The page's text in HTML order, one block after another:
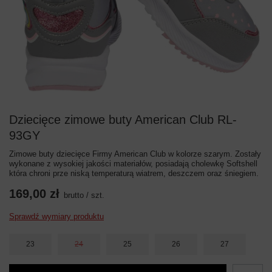
Dziecięce zimowe buty American Club RL-
93GY
Zimowe buty dziecięce Firmy American Club w kolorze szarym. Zostały
wykonane z wysokiej jakości materiałów, posiadają cholewkę Softshell
która chroni prze niską temperaturą wiatrem, deszczem oraz śniegiem.
169,00 zł brutto / szt.
Sprawdź wymiary produktu
23 24 25 26 27